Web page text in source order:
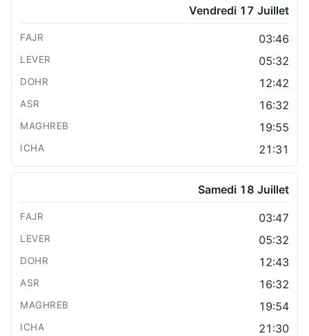
Vendredi 17 Juillet
03:46
05:32
12:42
16:32
19:55
21:31
Samedi 18 Juillet
03:47
05:32
12:43
16:32
19:54
21:30